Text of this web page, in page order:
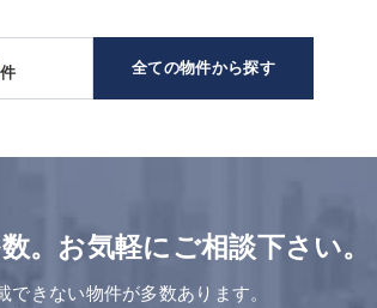
件 全ての物件から探す
。お気軽にご相談下さい。
できない物件が多数あります。